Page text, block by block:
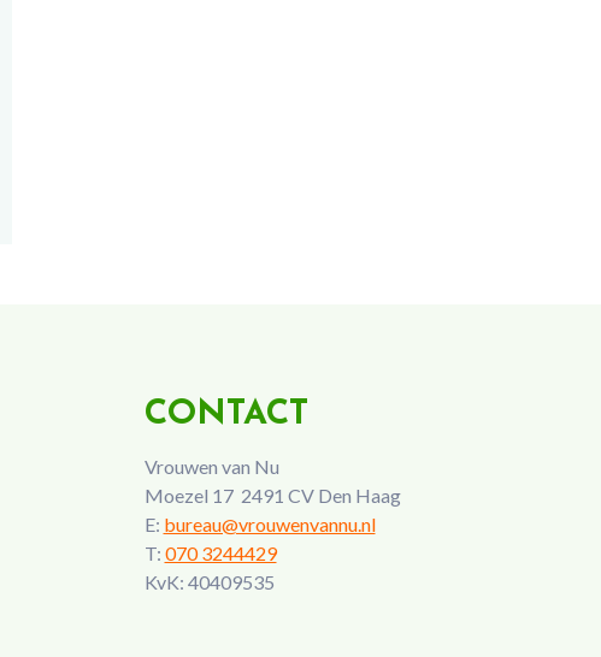
CONTACT
Vrouwen van Nu
Moezel 17 2491 CV Den Haag
E: bureau@vrouwenvannu.nl
T: 070 3244429
KvK: 40409535